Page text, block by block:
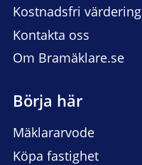
Kostnadsfri värdering
Kontakta oss
Om Bramäklare.se
Börja här
Mäklararvode
Köpa fastighet